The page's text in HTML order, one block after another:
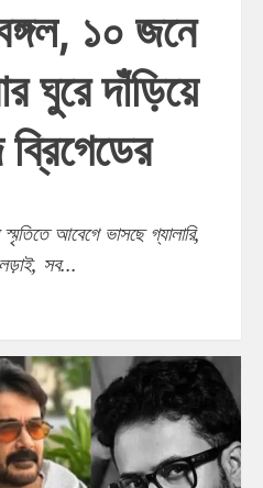
১০ জনে
ঘুরে দাঁড়িয়ে
আবেগে ভাসছে গ্যালারি,
সব...